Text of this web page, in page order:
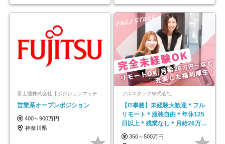
富士通株式会社【ポジションマッチ登録】
営業系オープンポジション
400～900万円
神奈川県
フルスタック株式会社
【IT事務】未経験大歓迎＊フル
リモート＊服装自由＊年休125
日以上＊残業なし＊月給26万円
以上
350～500万円